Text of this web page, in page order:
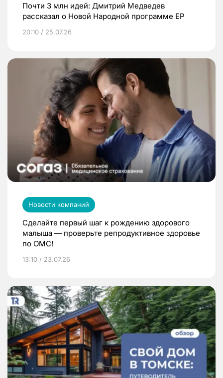
Почти 3 млн идей: Дмитрий Медведев
рассказал о Новой Народной программе ЕР
20:10 / 25.07.26
Новости компаний
Сделайте первый шаг к рождению здорового
малыша — проверьте репродуктивное здоровье
по ОМС!
13:10 / 23.07.26